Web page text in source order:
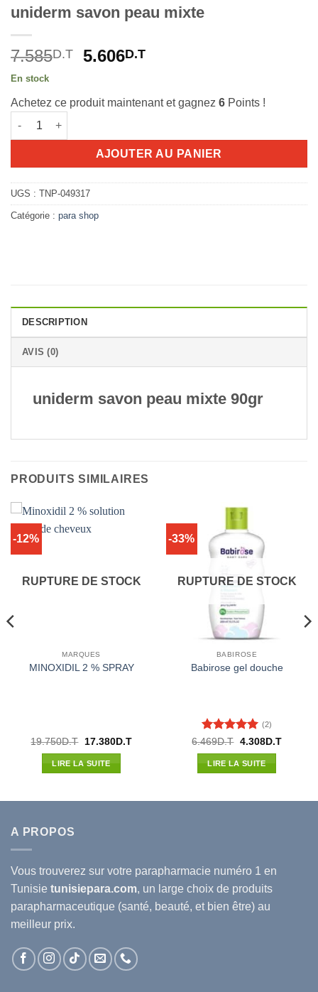
uniderm savon peau mixte
7.585D.T
Le
était :
5.606D.TLe
est :
En stock
Achetez ce produit maintenant et gagnez 6 Points !
quantité de uniderm savon peau mixte
AJOUTER AU PANIER
UGS : TNP-049317
Catégorie : para shop
DESCRIPTION
AVIS (0)
uniderm savon peau mixte 90gr
PRODUITS SIMILAIRES
-12%
RUPTURE DE STOCK
MARQUES
MINOXIDIL 2 % SPRAY
19.750D.T
Le
initial
était :
17.380D.TLe
LIRE LA SUITE
-33%
RUPTURE DE STOCK
BABIROSE
Babirose gel douche
Note5 sur
5
(2)
6.469D.T Le
initial
était :
4.308D.TLe
LIRE LA SUITE
A PROPOS
Vous trouverez sur votre parapharmacie numéro 1 en
Tunisie tunisiepara.com, un large choix de produits
parapharmaceutique (santé, beauté, et bien être) au
meilleur prix.